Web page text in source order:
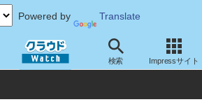
Powered by Translate
検索 Impressサイト
ス・ソフト サービス コミュニケーショ